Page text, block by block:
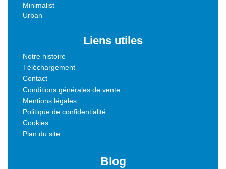
Minimalist
Urban
Liens utiles
Notre histoire
Téléchargement
Contact
Conditions générales de vente
Mentions légales
Politique de confidentialité
Cookies
Plan du site
Blog